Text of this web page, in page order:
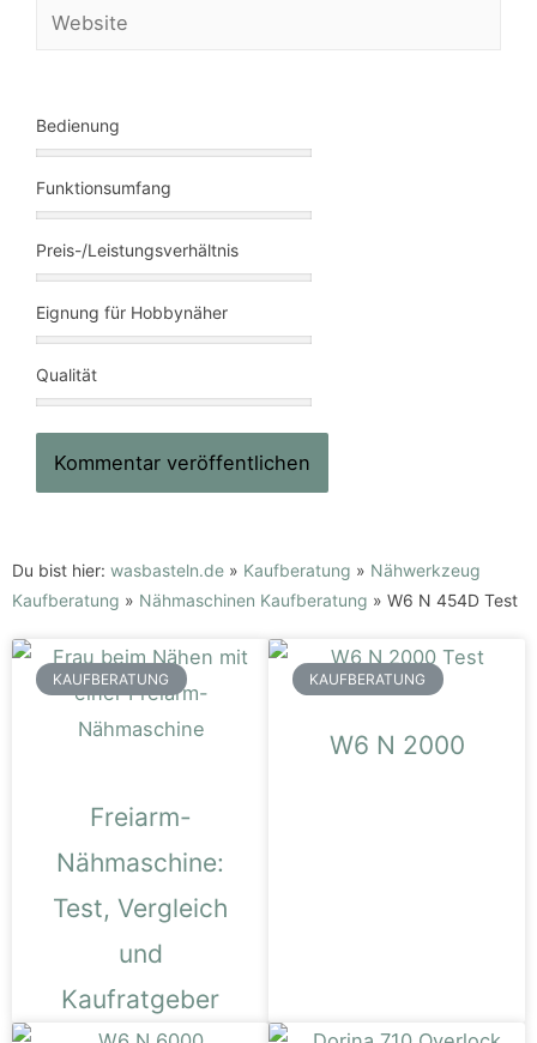
Bedienung
Funktionsumfang
Preis-/Leistungsverhältnis
Eignung für Hobbynäher
Qualität
Du bist hier: wasbasteln.de » Kaufberatung » Nähwerkzeug
Kaufberatung » Nähmaschinen Kaufberatung » W6 N 454D Test
KAUFBERATUNG
Freiarm-
Nähmaschine:
Test, Vergleich
und
Kaufratgeber
KAUFBERATUNG
W6 N 2000